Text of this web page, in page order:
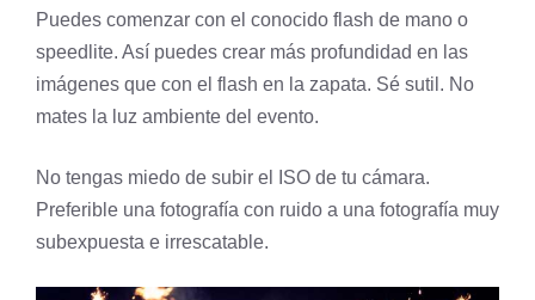
Puedes comenzar con el conocido flash de mano o
speedlite. Así puedes crear más profundidad en las
imágenes que con el flash en la zapata. Sé sutil. No
mates la luz ambiente del evento.
No tengas miedo de subir el ISO de tu cámara.
Preferible una fotografía con ruido a una fotografía muy
subexpuesta e irrescatable.